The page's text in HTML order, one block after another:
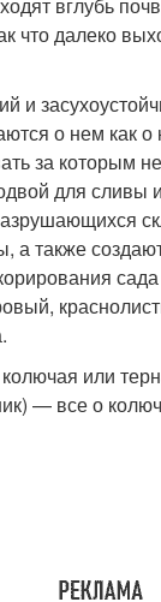
что далеко
и
о нем как о
за которым
для сливы
а также